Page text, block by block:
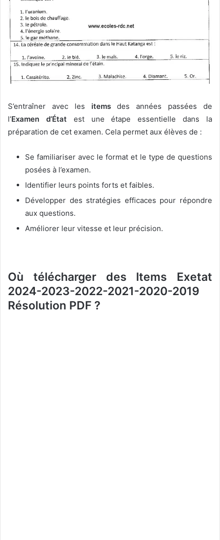
S’entraîner avec les itemsdes années passées de
l’Examen d’État est une étape essentielle dans la
préparation de cet examen. Cela permet aux élèves de :
Se familiariser avec le format et le type de questions
posées à l’examen.
Identifier leurs points forts et faibles.
Développer des stratégies efficaces pour répondre
aux questions.
Améliorer leur vitesse et leur précision.
Où télécharger des Items Exetat
2024-2023-2022-2021-2020-2019
Résolution PDF ?